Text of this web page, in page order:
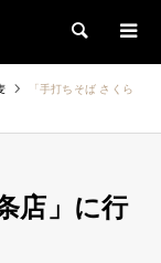
検索
「手打ちそば さくら
店」に行